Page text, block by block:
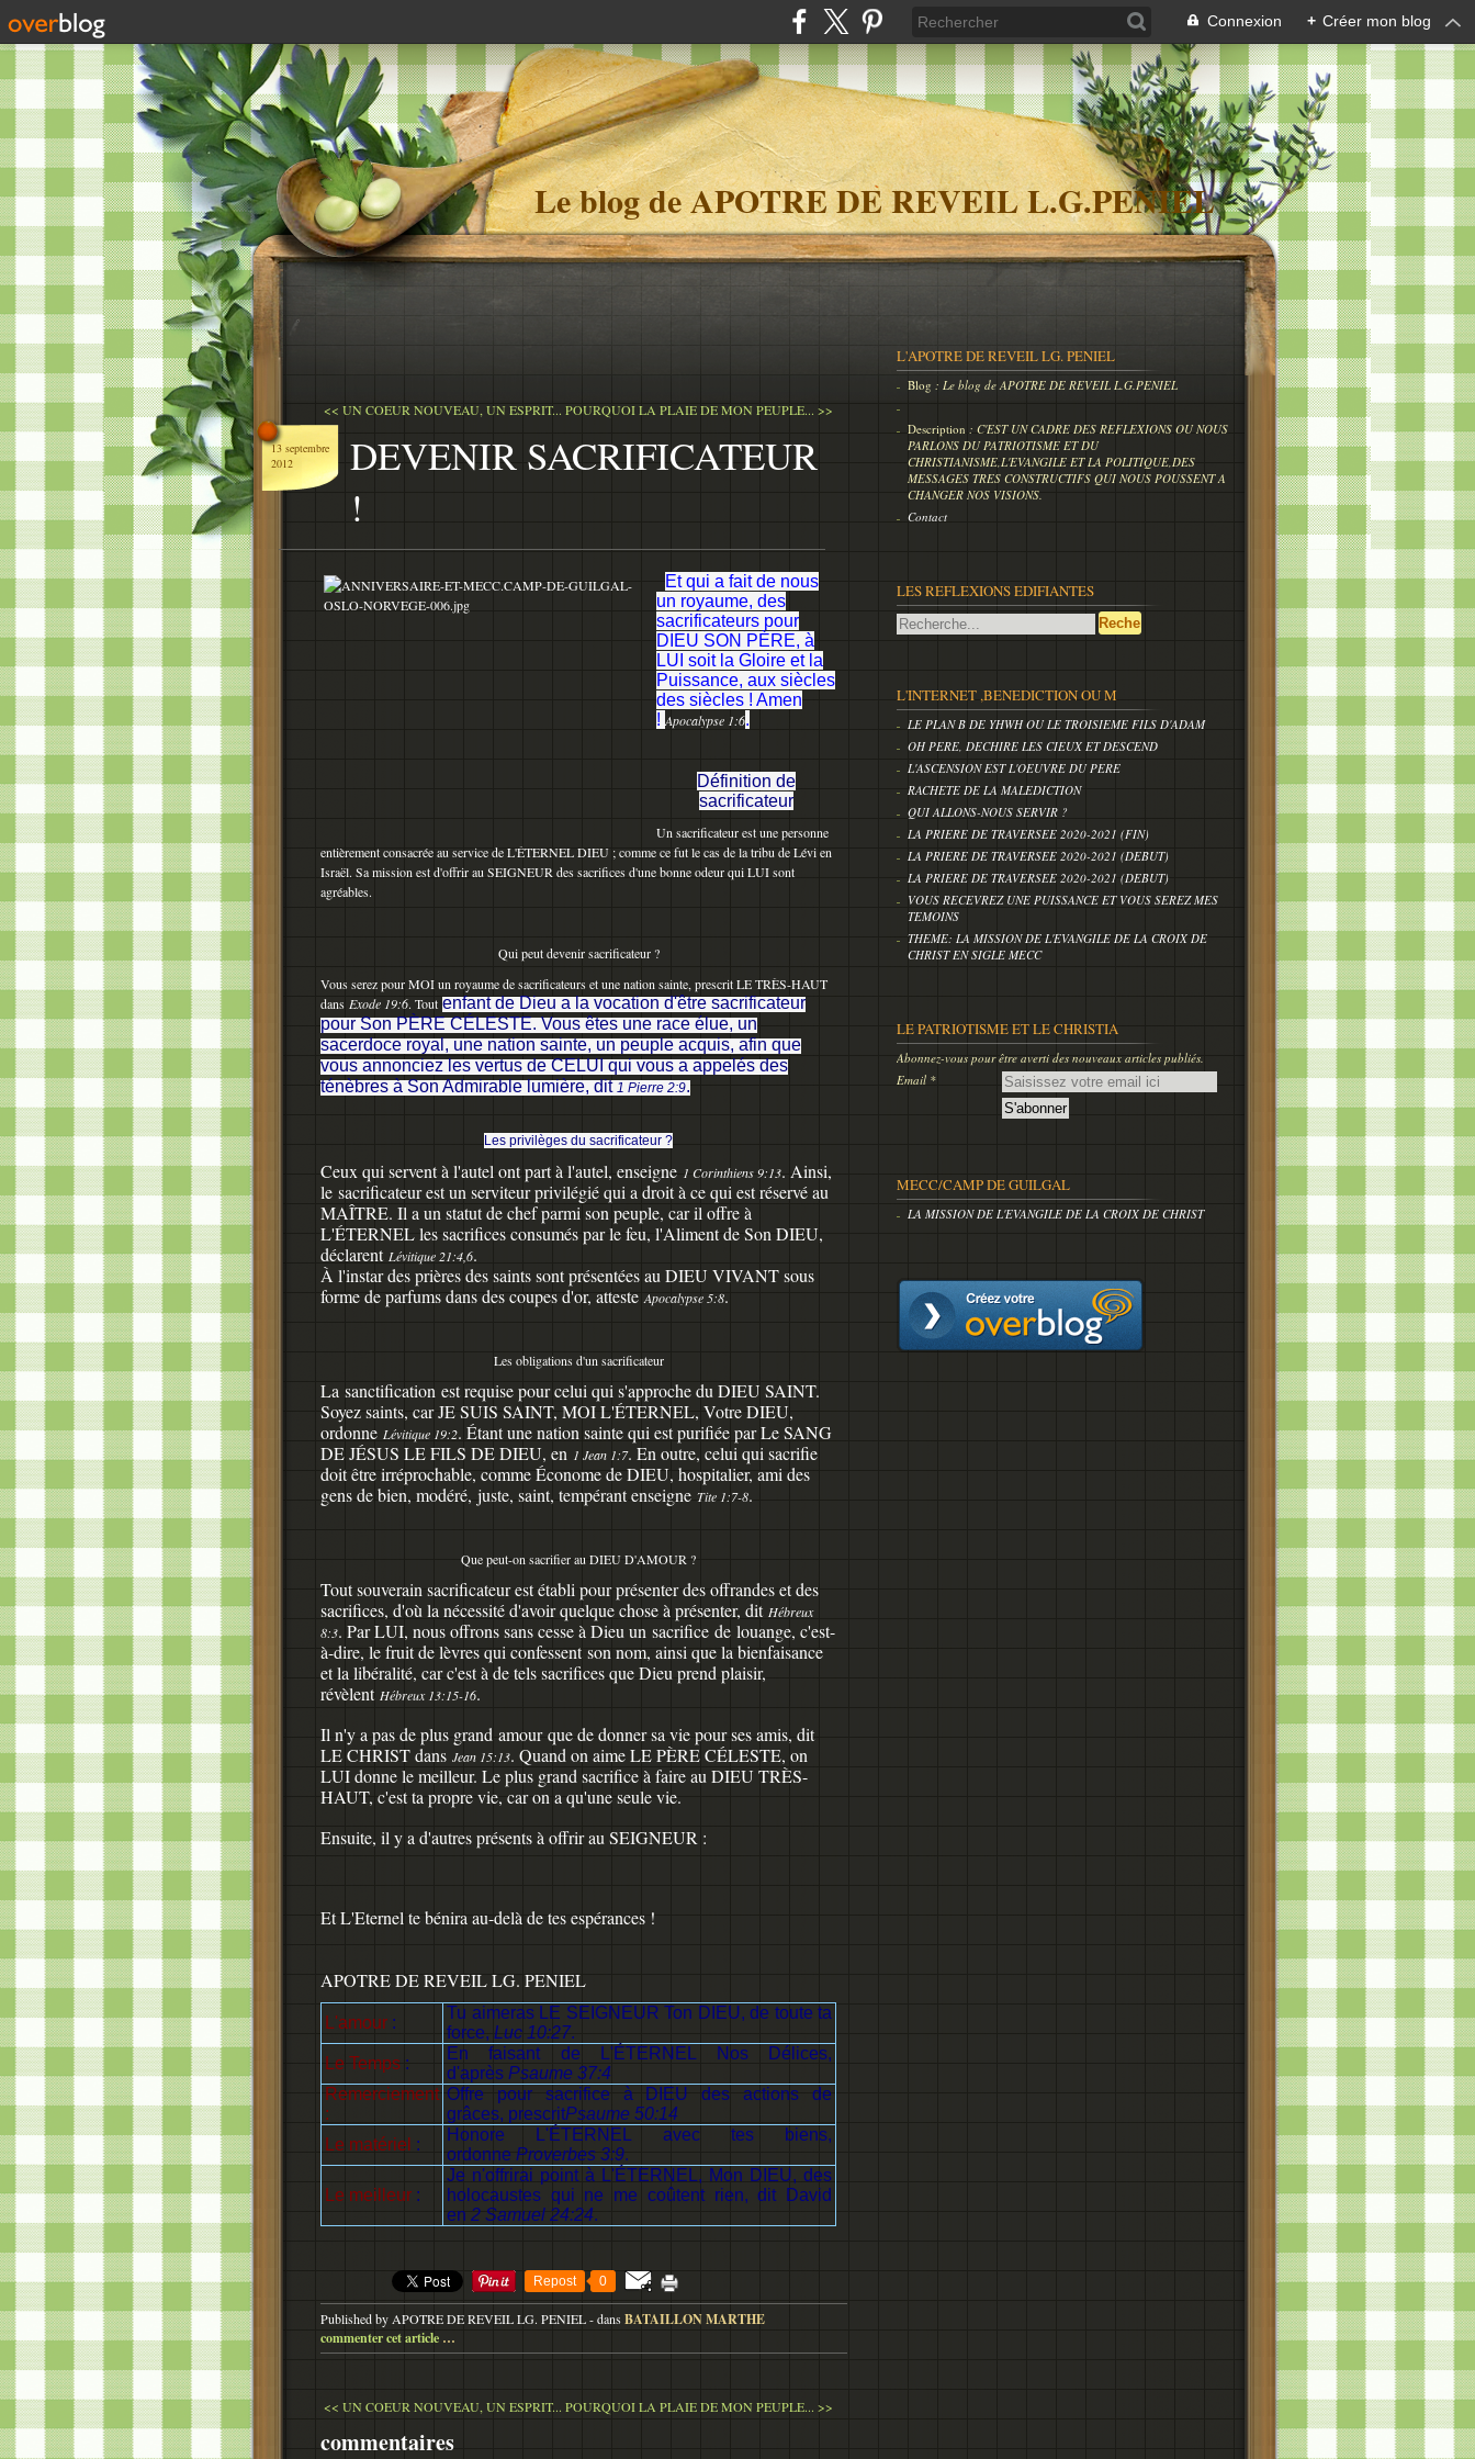
Connexion + Créer mon blog
Le blog de APOTRE DE REVEIL L.G.PENIEL
<< UN COEUR NOUVEAU, UN ESPRIT... POURQUOI LA PLAIE DE MON PEUPLE... >>
13 septembre
2012
DEVENIR SACRIFICATEUR
!
Et qui a fait de nous
un royaume, des
sacrificateurs pour
DIEU SON PÈRE, à
LUI soit la Gloire et la
Puissance, aux siècles
des siècles ! Amen
! Apocalypse 1:6.
Définition de
sacrificateur
Un sacrificateur est une personne
entièrement consacrée au service de L'ÉTERNEL DIEU ; comme ce fut le cas de la tribu de Lévi en
Israël. Sa mission est d'offrir au SEIGNEUR des sacrifices d'une bonne odeur qui LUI sont
agréables.
Qui peut devenir sacrificateur ?
Vous serez pour MOI un royaume de sacrificateurs et une nation sainte, prescrit LE TRÈS-HAUT
dans Exode 19:6. Tout enfant de Dieu a la vocation d'être sacrificateur
pour Son PÈRE CÉLESTE. Vous êtes une race élue, un
sacerdoce royal, une nation sainte, un peuple acquis, afin que
vous annonciez les vertus de CELUI qui vous a appelés des
ténèbres à Son Admirable lumière, dit1 Pierre 2:9.
Les privilèges du sacrificateur ?
Ceux qui servent à l'autel ont part à l'autel, enseigne 1 Corinthiens 9:13. Ainsi,
le sacrificateur est un serviteur privilégié qui a droit à ce qui est réservé au
MAÎTRE. Il a un statut de chef parmi son peuple, car il offre à
L'ÉTERNEL les sacrifices consumés par le feu, l'Aliment de Son DIEU,
déclarent Lévitique 21:4,6.
À l'instar des prières des saints sont présentées au DIEU VIVANT sous
forme de parfums dans des coupes d'or, atteste Apocalypse 5:8.
Les obligations d'un sacrificateur
La sanctification est requise pour celui qui s'approche du DIEU SAINT.
Soyez saints, car JE SUIS SAINT, MOI L'ÉTERNEL, Votre DIEU,
ordonne Lévitique 19:2. Étant une nation sainte qui est purifiée par Le SANG
DE JÉSUS LE FILS DE DIEU, en 1 Jean 1:7. En outre, celui qui sacrifie
doit être irréprochable, comme Économe de DIEU, hospitalier, ami des
gens de bien, modéré, juste, saint, tempérant enseigne Tite 1:7-8.
Que peut-on sacrifier au DIEU D'AMOUR ?
Tout souverain sacrificateur est établi pour présenter des offrandes et des
sacrifices, d'où la nécessité d'avoir quelque chose à présenter, dit Hébreux
8:3. Par LUI, nous offrons sans cesse à Dieu un sacrifice de louange, c'est-
à-dire, le fruit de lèvres qui confessent son nom, ainsi que la bienfaisance
et la libéralité, car c'est à de tels sacrifices que Dieu prend plaisir,
révèlent Hébreux 13:15-16.
Il n'y a pas de plus grand amourque de donner sa vie pour ses amis, dit
LE CHRIST dans Jean 15:13. Quand on aime LE PÈRE CÉLESTE, on
LUI donne le meilleur. Le plus grand sacrifice à faire au DIEU TRÈS-
HAUT, c'est ta propre vie, car on a qu'une seule vie.
Ensuite, il y a d'autres présents à offrir au SEIGNEUR :
Et L'Eternel te bénira au-delà de tes espérances !
APOTRE DE REVEIL LG. PENIEL
L'amour :
Tu aimeras LE SEIGNEUR Ton DIEU, de toute ta
force, Luc 10:27.
Le Temps :
En faisant de L'ÉTERNEL Nos Délices,
d'après Psaume 37:4
Remerciement
:
Offre pour sacrifice à DIEU des actions de
grâces, prescritPsaume 50:14
Le matériel :
Honore L'ÉTERNEL avec tes biens,
ordonne Proverbes 3:9.
Le meilleur :
Je n'offrirai point à L'ÉTERNEL, Mon DIEU, des
holocaustes qui ne me coûtent rien, dit David
en 2 Samuel 24:24.
Repost 0
Published by APOTRE DE REVEIL LG. PENIEL-dans BATAILLON MARTHE
commenter cet article …
<< UN COEUR NOUVEAU, UN ESPRIT... POURQUOI LA PLAIE DE MON PEUPLE... >>
commentaires
L'APOTRE DE REVEIL LG. PENIEL
Blog : Le blog de APOTRE DE REVEIL L.G.PENIEL
Description : C'EST UN CADRE DES REFLEXIONS OU NOUS
PARLONS DU PATRIOTISME ET DU
CHRISTIANISME,L'EVANGILE ET LA POLITIQUE,DES
MESSAGES TRES CONSTRUCTIFS QUI NOUS POUSSENT A
CHANGER NOS VISIONS.
Contact
LES REFLEXIONS EDIFIANTES
L'INTERNET ,BENEDICTION OU M
LE PLAN B DE YHWH OU LE TROISIEME FILS D'ADAM
OH PERE, DECHIRE LES CIEUX ET DESCEND
L'ASCENSION EST L'OEUVRE DU PERE
RACHETE DE LA MALEDICTION
QUI ALLONS-NOUS SERVIR ?
LA PRIERE DE TRAVERSEE 2020-2021 (FIN)
LA PRIERE DE TRAVERSEE 2020-2021 (DEBUT)
LA PRIERE DE TRAVERSEE 2020-2021 (DEBUT)
VOUS RECEVREZ UNE PUISSANCE ET VOUS SEREZ MES
TEMOINS
THEME: LA MISSION DE L'EVANGILE DE LA CROIX DE
CHRIST EN SIGLE MECC
LE PATRIOTISME ET LE CHRISTIA
Abonnez-vous pour être averti des nouveaux articles publiés.
Email
MECC/CAMP DE GUILGAL
LA MISSION DE L'EVANGILE DE LA CROIX DE CHRIST